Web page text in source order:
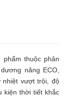
thuộc phân
năng ECO,
nhiệt vượt trội, độ
kiện thời tiết khắc